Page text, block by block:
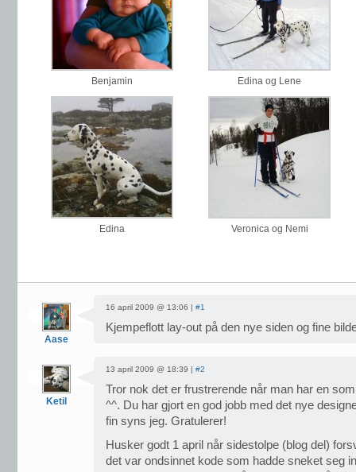
Benjamin Edina og Lene
Edina Veronica og Nemi
Aase
16 april 2009 @ 13:06 | #1
Kjempeflott lay-out på den nye siden og fine
Ketil
13 april 2009 @ 18:39 | #2
Tror nok det er frustrerende når man har en
^^. Du har gjort en god jobb med det nye
fin syns jeg. Gratulerer!
Husker godt 1 april når sidestolpe (blog del)
det var ondsinnet kode som hadde sneket seg